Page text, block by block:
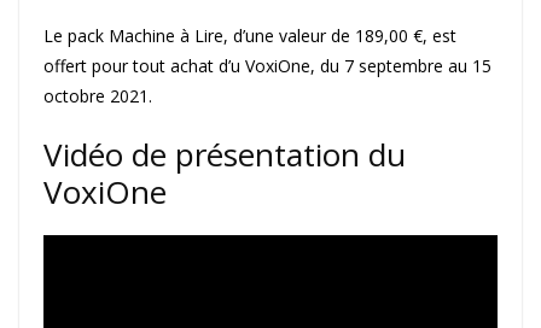
Le pack Machine à Lire, d’une valeur de 189,00 €, est
offert pour tout achat d’u VoxiOne, du 7 septembre au 15
octobre 2021.
Vidéo de présentation du
VoxiOne